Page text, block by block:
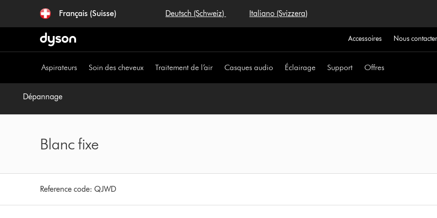
pages
Français (Suisse) Deutsch (Schweiz) Italiano (Svizzera)
Accessoires Nous contacter
Aspirateurs Soin des cheveux Traitement de l’air Casques audio Éclairage Support Offres
Dépannage
Blanc fixe
Reference code:QJWD